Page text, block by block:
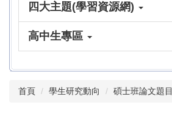
四大主題(學習資源網)
高中生專區
首頁 學生研究動向 碩士班論文題目